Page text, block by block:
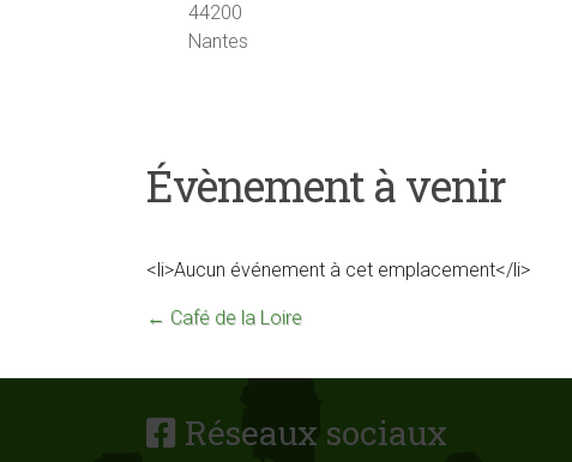
44200
Nantes
Évènement à venir
<li>Aucun événement à cet emplacement</li>
← Café de la Loire
Réseaux sociaux